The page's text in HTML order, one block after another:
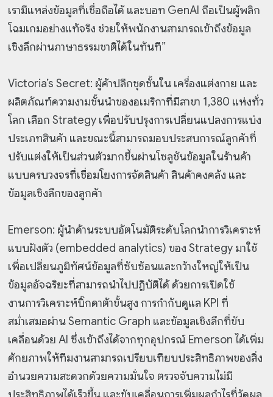
เรามีแหล่งข้อมูลที่เชื่อถือได้ และบอท GenAI ถือเป็นผู้พลิก
โฉมเกมอย่างแท้จริง ช่วยให้พนักงานสามารถเข้าถึงข้อมูล
เชิงลึกผ่านภาษาธรรมชาติได้ในทันที”
Victoria’s Secret: ผู้ค้าปลีกชุดชั้นใน เครื่องแต่งกาย และ
ผลิตภัณฑ์ความงามชั้นนำของอเมริกาที่มีสาขา 1,380 แห่งทั่ว
โลก เลือก Strategy เพื่อปรับปรุงการเปลี่ยนแปลงการแบ่ง
ประเภทสินค้า และขณะนี้สามารถมอบประสบการณ์ลูกค้าที่
ปรับแต่งให้เป็นส่วนตัวมากขึ้นผ่านโซลูชันข้อมูลในร้านค้า
แบบครบวงจรที่เชื่อมโยงการจัดสินค้า สินค้าคงคลัง และ
ข้อมูลเชิงลึกของลูกค้า
Emerson: ผู้นำด้านระบบอัตโนมัติระดับโลกนำการวิเคราะห์
แบบฝังตัว (embedded analytics) ของ Strategy มาใช้
เพื่อเปลี่ยนภูมิทัศน์ข้อมูลที่ซับซ้อนและกว้างใหญ่ให้เป็น
ข้อมูลอัจฉริยะที่สามารถนำไปปฏิบัติได้ ด้วยการเปิดใช้
งานการวิเคราะห์บิ๊กดาต้าขั้นสูง การกำกับดูแล KPI ที่
สม่ำเสมอผ่าน Semantic Graph และข้อมูลเชิงลึกที่ขับ
เคลื่อนด้วย AI ซึ่งเข้าถึงได้จากทุกอุปกรณ์ Emerson ได้เพิ่ม
ศักยภาพให้ทีมงานสามารถเปรียบเทียบประสิทธิภาพของสิ่ง
อำนวยความสะดวกด้วยความมั่นใจ ตรวจจับความไม่มี